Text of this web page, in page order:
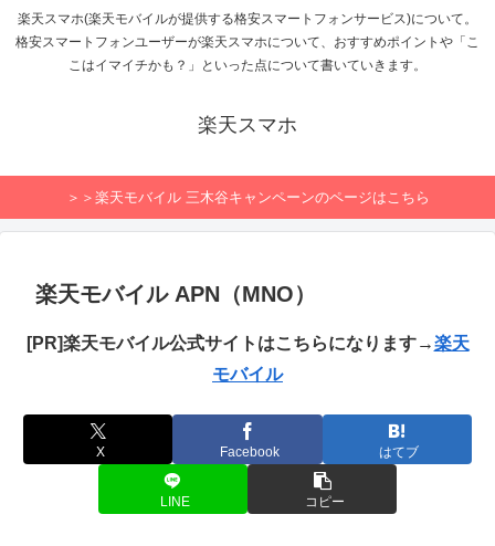
楽天スマホ(楽天モバイルが提供する格安スマートフォンサービス)について。
格安スマートフォンユーザーが楽天スマホについて、おすすめポイントや「こ
こはイマイチかも？」といった点について書いていきます。
楽天スマホ
＞＞楽天モバイル 三木谷キャンペーンのページはこちら
楽天モバイル APN（MNO）
[PR]楽天モバイル公式サイトはこちらになります→楽天
モバイル
X Facebook はてブ
LINE コピー